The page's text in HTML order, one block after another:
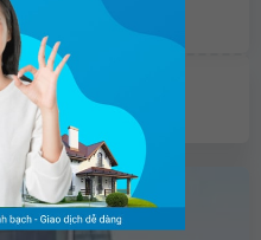
ưu đãi